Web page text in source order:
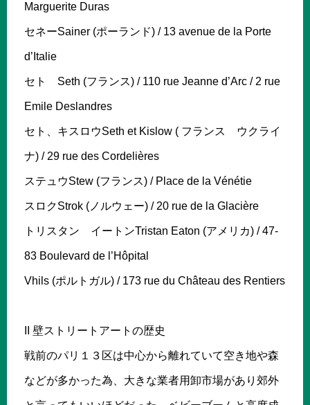
Marguerite Duras
セネーSainer (ポーランド) / 13 avenue de la Porte
d’Italie
セト Seth (フランス) / 110 rue Jeanne d’Arc / 2 rue
Emile Deslandres
セト、キスロウSeth et Kislow ( フランス ウクライ
ナ) / 29 rue des Cordelières
ステュウStew (フランス) / Place de la Vénétie
スロクStrok (ノルウェー) / 20 rue de la Glacière
トリスタン イートンTristan Eaton (アメリカ) / 47-
83 Boulevard de l’Hôpital
Vhils (ポルトガル) / 173 rue du Château des Rentiers
II 壁ストリートアートの歴史
戦前のパリ１３区は中心から離れていて空き地や森
などが多かった為、大きな業者用卸市場があり郊外